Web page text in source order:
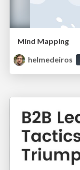
Mind Mapping
helmedeiros